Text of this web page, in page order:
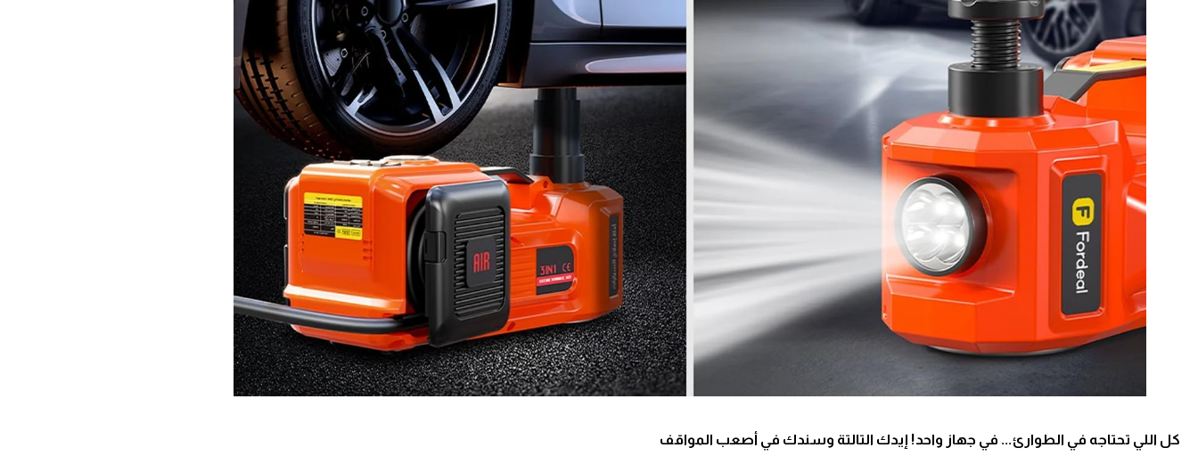
كل اللي تحتاجه في الطوارئ... في جهاز واحد! إيدك التالتة وسندك في أصعب المواقف